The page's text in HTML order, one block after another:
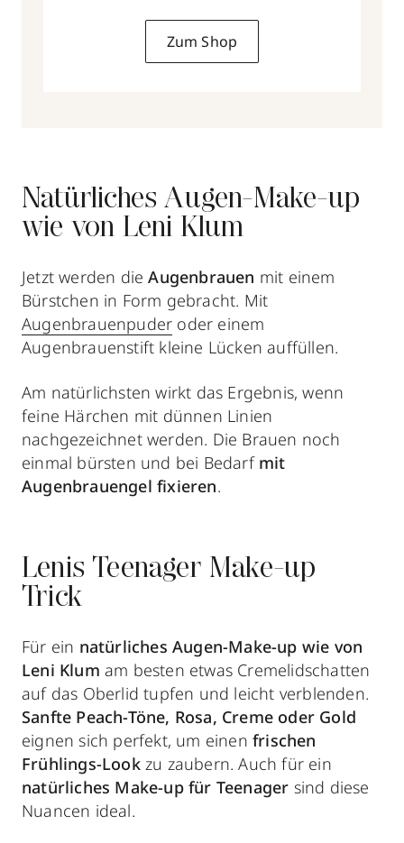
Zum Shop
Natürliches Augen-Make-up
wie von Leni Klum
Jetzt werden dieAugenbrauen mit einem
Bürstchen in Form gebracht. Mit
Augenbrauenpuder oder einem
Augenbrauenstift kleine Lücken auffüllen.
Am natürlichsten wirkt das Ergebnis, wenn
feine Härchen mit dünnen Linien
nachgezeichnet werden. Die Brauen noch
einmal bürsten und bei Bedarf mit
Augenbrauengel fixieren.
Lenis Teenager Make-up
Trick
Für ein natürliches Augen-Make-up wie von
Leni Klum am besten etwas Cremelidschatten
auf das Oberlid tupfen und leicht verblenden.
Sanfte Peach-Töne, Rosa, Creme oder Gold
eignen sich perfekt, um einen frischen
Frühlings-Lookzu zaubern. Auch für ein
natürliches Make-up für Teenager sind diese
Nuancen ideal.